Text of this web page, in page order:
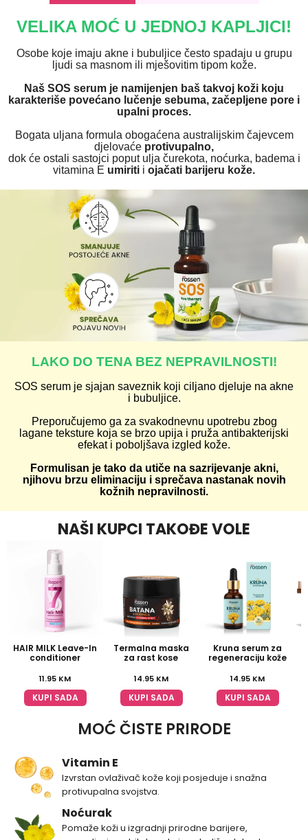
VELIKA MOĆ U JEDNOJ KAPLJICI!
Osobe koje imaju akne i bubuljice često spadaju u grupu
ljudi sa masnom ili mješovitim tipom kože.
Naš SOS serum je namijenjen baš takvoj koži koju
karakteriše povećano lučenje sebuma, začepljene pore i
upalni proces.
Bogata uljana formula obogaćena australijskim čajevcem
djelovaće protivupalno,
dok će ostali sastojci poput ulja čurekota, noćurka, badema i
vitamina E umiriti i ojačati barijeru kože.
LAKO DO TENA BEZ NEPRAVILNOSTI!
SOS serum je sjajan saveznik koji ciljano djeluje na akne
i bubuljice.
Preporučujemo ga za svakodnevnu upotrebu zbog
lagane teksture koja se brzo upija i pruža antibakterijski
efekat i poboljšava izgled kože.
Formulisan je tako da utiče na sazrijevanje akni,
njihovu brzu eliminaciju i sprečava nastanak novih
kožnih nepravilnosti.
NAŠI KUPCI TAKOĐE VOLE
HAIR MILK Leave-In
conditioner
11.95 KM
KUPI SADA
Termalna maska
za rast kose
14.95 KM
KUPI SADA
Kruna serum za
regeneraciju kože
14.95 KM
KUPI SADA
MOĆ ČISTE PRIRODE
Vitamin E
Izvrstan ovlaživač kože koji posjeduje i snažna
protivupalna svojstva.
Noćurak
Pomaže koži u izgradnji prirodne barijere,